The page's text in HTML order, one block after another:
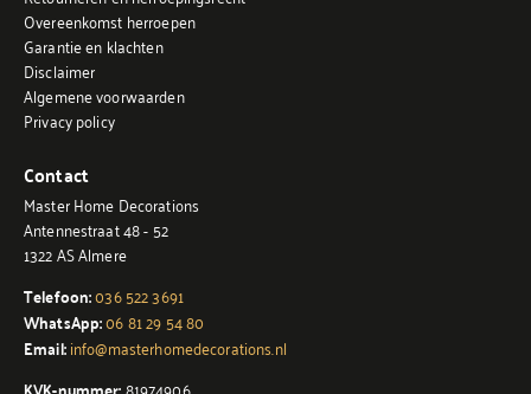
Overeenkomst herroepen
Garantie en klachten
Disclaimer
Algemene voorwaarden
Privacy policy
Contact
Master Home Decorations
Antennestraat 48 - 52
1322 AS Almere
Telefoon:036 522 3691
WhatsApp:06 81 29 54 80
Email:info@masterhomedecorations.nl